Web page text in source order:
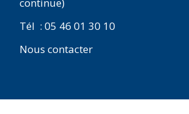
continue)
Tél : 05 46 01 30 10
Nous contacter